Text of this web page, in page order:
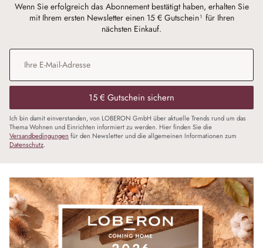
Wenn Sie erfolgreich das Abonnement bestätigt haben, erhalten Sie
mit Ihrem ersten Newsletter einen 15 € Gutschein¹ für Ihren
nächsten Einkauf.
E-Mail-Adresse
15 € Gutschein sichern
Ich bin damit einverstanden, von LOBERON GmbH über aktuelle Trends rund um das
Thema Wohnen und Einrichten informiert zu werden. Hier finden Sie die
Versandbedingungen für den Newsletter und die allgemeinen Informationen zum
Datenschutz.